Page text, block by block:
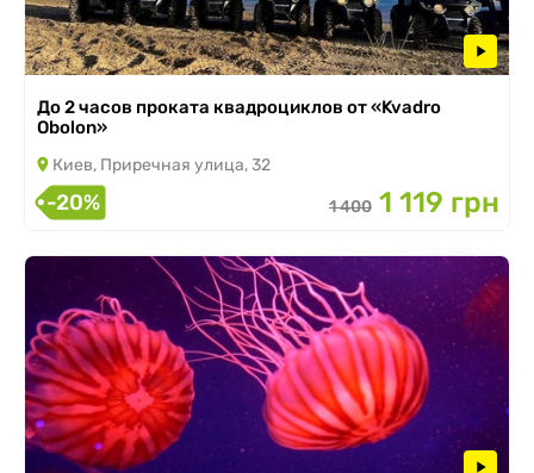
До 2 часов проката квадроциклов от «Kvadro
Obolon»
Киев, Приречная улица, 32
-20% 1 400 1 119 грн